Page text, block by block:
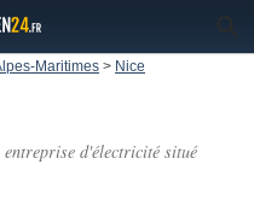
Maritimes > Nice
d'électricité situé